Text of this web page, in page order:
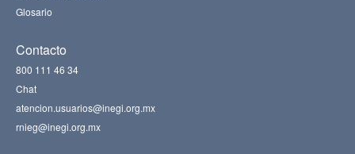
Glosario
Contacto
800 111 46 34
Chat
atencion.usuarios@inegi.org.mx
rnieg@inegi.org.mx